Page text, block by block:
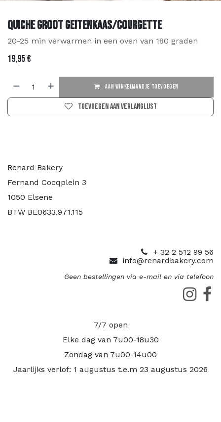
Quiche Groot Geitenkaas/Courgette
20-25 min verwarmen in een oven van 180 graden
19,95€
AAN WINKELMANDJE TOEVOEGEN
Toevoegen aan verlanglijst
Renard Bakery
Fernand Cocqplein 3
1050 Elsene
BTW BE0633.971.115
+ 32 2 512 99 56
info@renardbakery.com
Geen bestellingen via e-mail en via telefoon
7/7 open
Elke dag van 7u00-18u30
Zondag van 7u00-14u00
Jaarlijks verlof: 1 augustus t.e.m 23 augustus 2026